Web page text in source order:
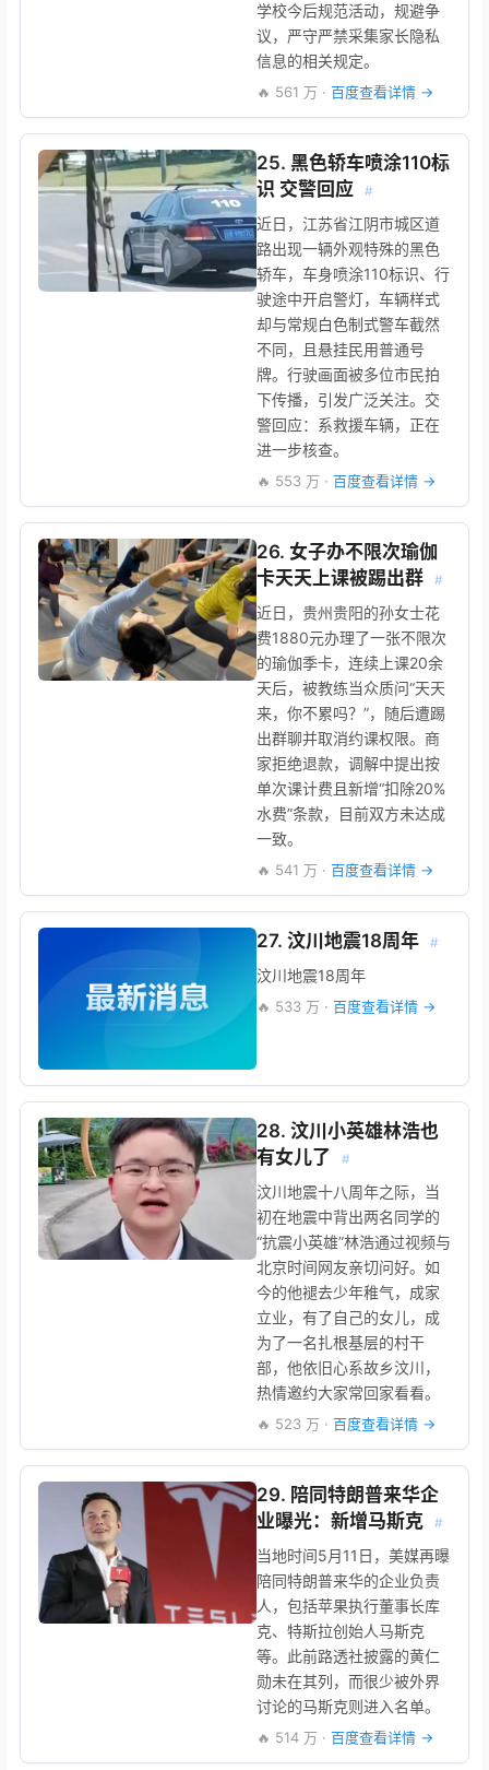
学校今后规范活动，规避争
议，严守严禁采集家长隐私
信息的相关规定。
🔥 561 万 · 百度查看详情 →
25. 黑色轿车喷涂110标
识 交警回应
#
近日，江苏省江阴市城区道
路出现一辆外观特殊的黑色
轿车，车身喷涂110标识、行
驶途中开启警灯，车辆样式
却与常规白色制式警车截然
不同，且悬挂民用普通号
牌。行驶画面被多位市民拍
下传播，引发广泛关注。交
警回应：系救援车辆，正在
进一步核查。
🔥 553 万 · 百度查看详情 →
26. 女子办不限次瑜伽
卡天天上课被踢出群
#
近日，贵州贵阳的孙女士花
费1880元办理了一张不限次
的瑜伽季卡，连续上课20余
天后，被教练当众质问“天天
来，你不累吗？”，随后遭踢
出群聊并取消约课权限。商
家拒绝退款，调解中提出按
单次课计费且新增“扣除20%
水费”条款，目前双方未达成
一致。
🔥 541 万 · 百度查看详情 →
27. 汶川地震18周年 #
汶川地震18周年
🔥 533 万 · 百度查看详情 →
28. 汶川小英雄林浩也
有女儿了
#
汶川地震十八周年之际，当
初在地震中背出两名同学的
“抗震小英雄”林浩通过视频与
北京时间网友亲切问好。如
今的他褪去少年稚气，成家
立业，有了自己的女儿，成
为了一名扎根基层的村干
部，他依旧心系故乡汶川，
热情邀约大家常回家看看。
🔥 523 万 · 百度查看详情 →
29. 陪同特朗普来华企
业曝光：新增马斯克
#
当地时间5月11日，美媒再曝
陪同特朗普来华的企业负责
人，包括苹果执行董事长库
克、特斯拉创始人马斯克
等。此前路透社披露的黄仁
勋未在其列，而很少被外界
讨论的马斯克则进入名单。
🔥 514 万 · 百度查看详情 →